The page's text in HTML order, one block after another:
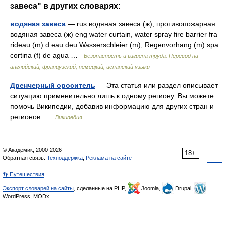
завеса" в других словарях:
водяная завеса — rus водяная завеса (ж), противопожарная
водяная завеса (ж) eng water curtain, water spray fire barrier fra
rideau (m) d eau deu Wasserschleier (m), Regenvorhang (m) spa
cortina (f) de agua …
Безопасность и гигиена труда. Перевод на
английский, французский, немецкий, испанский языки
Дренчерный ороситель — Эта статья или раздел описывает
ситуацию применительно лишь к одному региону. Вы можете
помочь Википедии, добавив информацию для других стран и
регионов …
Википедия
18+
© Академик, 2000-2026
Обратная связь: Техподдержка Реклама на сайте
👣 Путешествия
Экспорт словарей на сайты , сделанные на PHP, Joomla,
Drupal,
WordPress, MODx.